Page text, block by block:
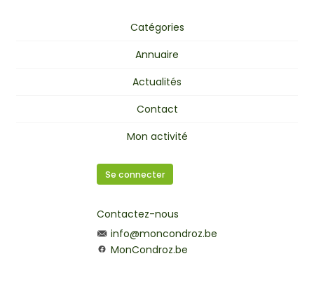
Catégories
Annuaire
Actualités
Contact
Mon activité
Se connecter
Contactez-nous
info@moncondroz.be
MonCondroz.be